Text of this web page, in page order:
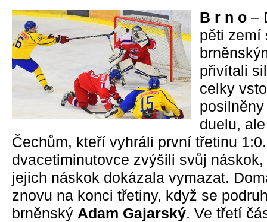
B r n o –
pěti zemí
přivítali
celky
duelu,
Čechům, kteří vyhráli první třetinu
dvacetiminutovce zvýšili svůj
jejich náskok dokázala vymazat.
znovu na konci třetiny, když se
brněnský Adam Gajarský. Ve třetí